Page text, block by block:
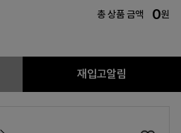
총 상품 금액 0원
재입고알림